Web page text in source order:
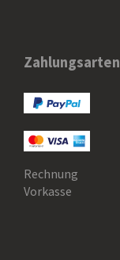
Zahlungsarten
Rechnung
Vorkasse